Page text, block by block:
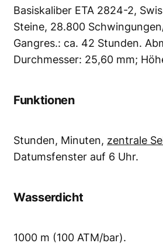
Basiskaliber ETA 2824-2,
Steine, 28.800
Gangres.: ca. 42 Stunden.
Durchmesser: 25,60 mm;
Funktionen
Stunden, Minuten, zentrale
Datumsfenster auf 6 Uhr.
Wasserdicht
1000 m (100 ATM/bar).